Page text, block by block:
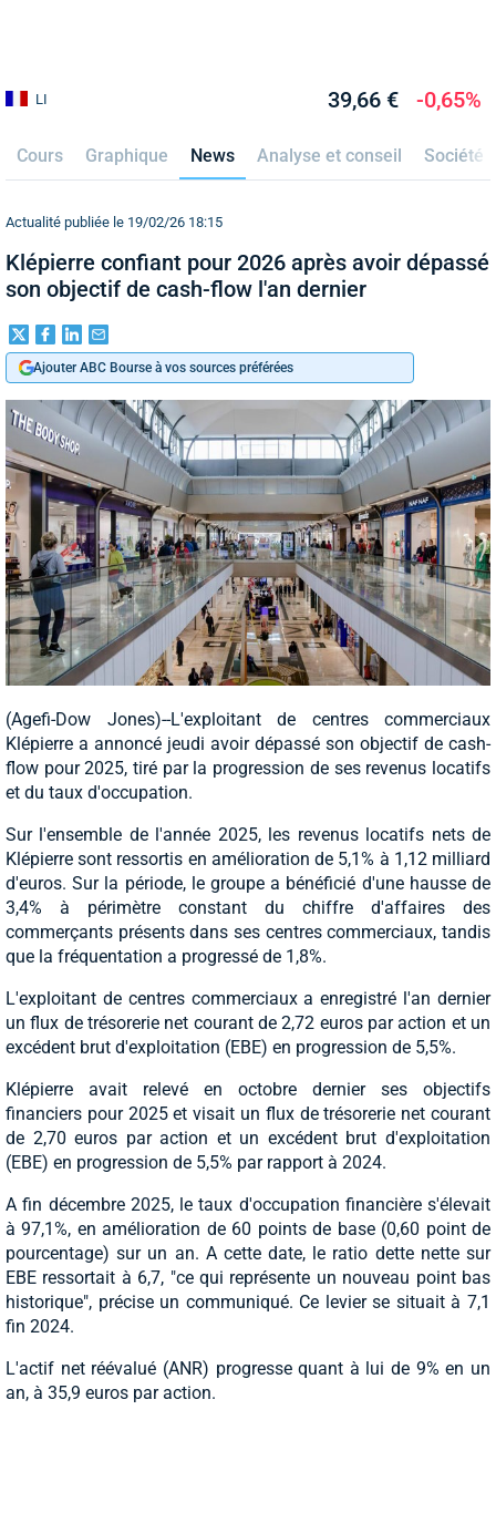
LI 39,66 € -0,65%
Cours Graphique News Analyse et conseil Société
Actualité publiée le 19/02/26 18:15
Klépierre confiant pour 2026 après avoir dépassé
son objectif de cash-flow l'an dernier
Ajouter ABC Bourse à vos sources préférées
(Agefi-Dow Jones)--L'exploitant de centres commerciaux
Klépierre a annoncé jeudi avoir dépassé son objectif de cash-
flow pour 2025, tiré par la progression de ses revenus locatifs
et du taux d'occupation.
Sur l'ensemble de l'année 2025, les revenus locatifs nets de
Klépierre sont ressortis en amélioration de 5,1% à 1,12 milliard
d'euros. Sur la période, le groupe a bénéficié d'une hausse de
3,4% à périmètre constant du chiffre d'affaires des
commerçants présents dans ses centres commerciaux, tandis
que la fréquentation a progressé de 1,8%.
L'exploitant de centres commerciaux a enregistré l'an dernier
un flux de trésorerie net courant de 2,72 euros par action et un
excédent brut d'exploitation (EBE) en progression de 5,5%.
Klépierre avait relevé en octobre dernier ses objectifs
financiers pour 2025 et visait un flux de trésorerie net courant
de 2,70 euros par action et un excédent brut d'exploitation
(EBE) en progression de 5,5% par rapport à 2024.
A fin décembre 2025, le taux d'occupation financière s'élevait
à 97,1%, en amélioration de 60 points de base (0,60 point de
pourcentage) sur un an. A cette date, le ratio dette nette sur
EBE ressortait à 6,7, "ce qui représente un nouveau point bas
historique", précise un communiqué. Ce levier se situait à 7,1
fin 2024.
L'actif net réévalué (ANR) progresse quant à lui de 9% en un
an, à 35,9 euros par action.